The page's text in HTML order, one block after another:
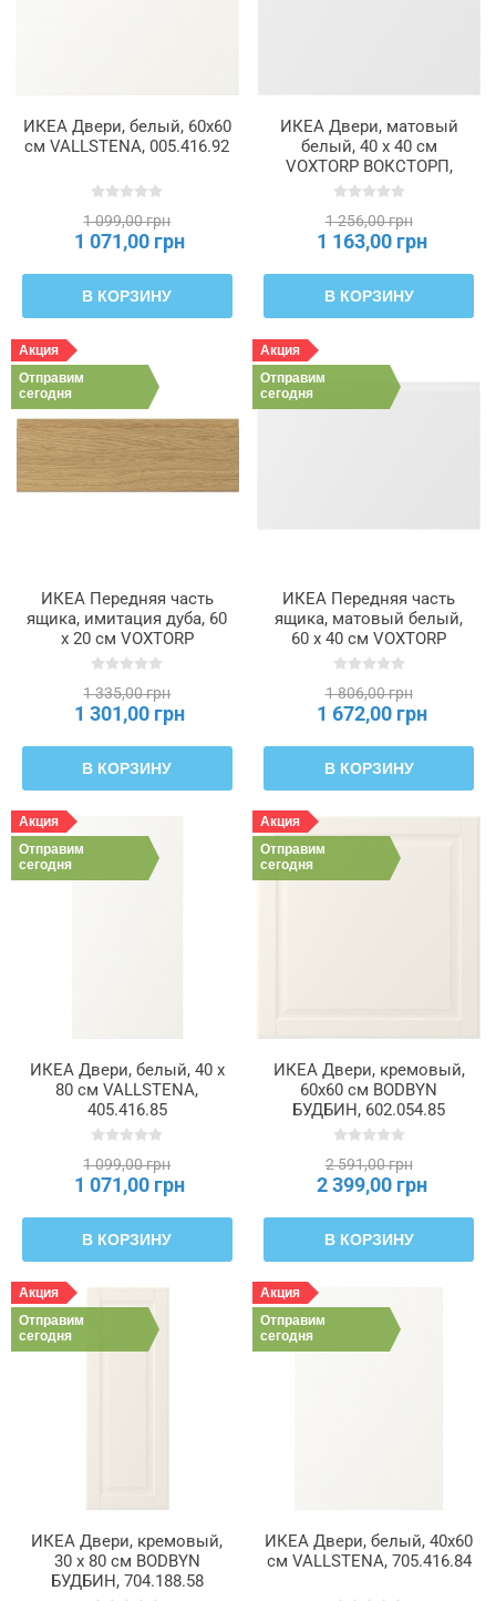
ИКЕА Двери, белый, 60x60
см VALLSTENA, 005.416.92
1 099,00 грн
1 071,00 грн
В КОРЗИНУ
ИКЕА Двери, матовый
белый, 40 х 40 см
VOXTORP ВОКСТОРП,
802.731.76
1 256,00 грн
1 163,00 грн
В КОРЗИНУ
Акция
Отправим
сегодня
ИКЕА Передняя часть
ящика, имитация дуба, 60
x 20 см VOXTORP
ВОКСТОРП, 905.591.59
1 335,00 грн
1 301,00 грн
В КОРЗИНУ
Акция
Отправим
сегодня
ИКЕА Передняя часть
ящика, матовый белый,
60 x 40 см VOXTORP
ВОКСТОРП, 702.731.91
1 806,00 грн
1 672,00 грн
В КОРЗИНУ
Акция
Отправим
сегодня
ИКЕА Двери, белый, 40 x
80 см VALLSTENA,
405.416.85
1 099,00 грн
1 071,00 грн
В КОРЗИНУ
Акция
Отправим
сегодня
ИКЕА Двери, кремовый,
60x60 см BODBYN
БУДБИН, 602.054.85
2 591,00 грн
2 399,00 грн
В КОРЗИНУ
Акция
Отправим
сегодня
ИКЕА Двери, кремовый,
30 x 80 см BODBYN
БУДБИН, 704.188.58
Акция
Отправим
сегодня
ИКЕА Двери, белый, 40x60
см VALLSTENA, 705.416.84